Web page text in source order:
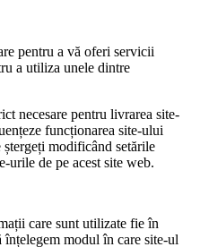
pentru a vă oferi servicii
a utiliza unele dintre
necesare pentru livrarea site-
funcționarea site-ului
ștergeți modificând setările
urile de pe acest site web.
care sunt utilizate fie în
înțelegem modul în care site-ul